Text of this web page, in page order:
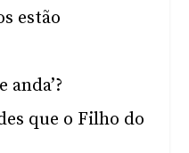
estão
anda’?
que o Filho do